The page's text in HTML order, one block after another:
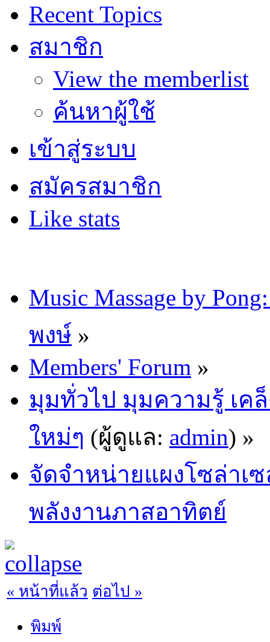
Recent Topics
สมาชิก
View the memberlist
ค้นหาผู้ใช้
เข้าสู่ระบบ
สมัครสมาชิก
Like stats
Music Massage by
พงษ์ »
Members' Forum »
มุมทั่วไป มุมความรู้ เค
ใหม่ๆ (ผู้ดูแล: admin) »
จัดจำหน่ายแผงโซล่าเ
พลังงานภาสอาทิตย์
« หน้าที่แล้ว ต่อไป »
พิมพ์